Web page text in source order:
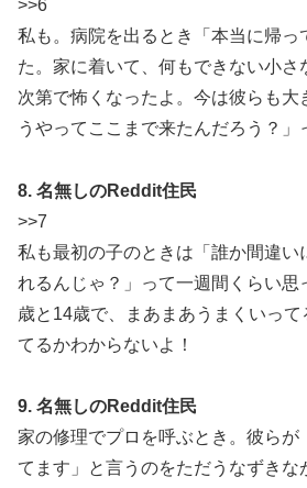
>>6
私も。病院を出るとき「本当に帰っ
た。家に着いて、何もできない小さ
次第で怖くなったよ。今は彼らも大
うやってここまで来たんだろう？」
8. 名無しのReddit住民
>>7
私も最初の子のときは「誰か間違い
れるんじゃ？」って一週間くらい思
歳と14歳で、まあまあうまくいって
てるかわからないよ！
9. 名無しのReddit住民
家の修理でプロを呼ぶとき。彼らが
てます」と言うのをただうなずきな